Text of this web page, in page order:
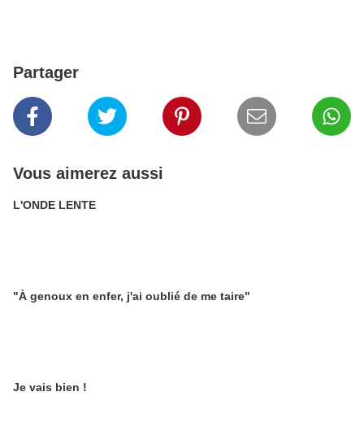
Partager
Vous aimerez aussi
L'ONDE LENTE
"À genoux en enfer, j'ai oublié de me taire"
Je vais bien !